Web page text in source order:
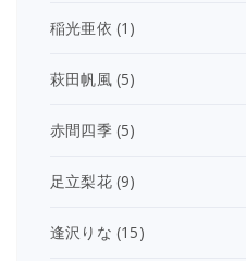
稲光亜依 (1)
萩田帆風(5)
赤間四季(5)
足立梨花(9)
逢沢りな (15)